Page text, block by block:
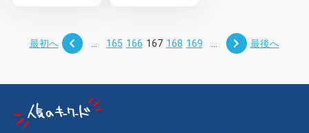
最初へ 165 166 167 168 169 最後へ